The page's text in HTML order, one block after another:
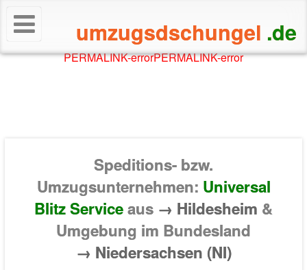
umzugsdschungel .de
PERMALINK-errorPERMALINK-error
Speditions- bzw.
Umzugsunternehmen: Universal
Blitz Serviceaus → Hildesheim &
Umgebung im Bundesland
→ Niedersachsen (NI)